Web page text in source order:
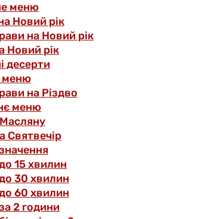
меню
Новий рік
на Новий рік
Новий рік
десерти
меню
на Різдво
меню
Святвечір
15 хвилин
30 хвилин
60 хвилин
2 години